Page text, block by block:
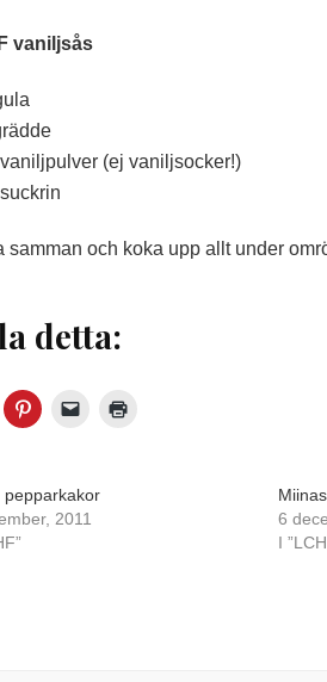
vaniljsås
(ej vaniljsocker!)
samman och koka upp allt under
detta:
pepparkakor
2011
6
I